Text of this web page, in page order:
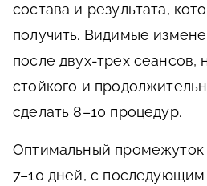
состава и результата,
получить. Видимые
после двух-трех сеансов,
стойкого и
сделать 8–10 процедур.
Оптимальный
7–10 дней, с